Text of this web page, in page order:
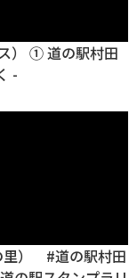
） ① 道の駅村田
-
） #道の駅村田